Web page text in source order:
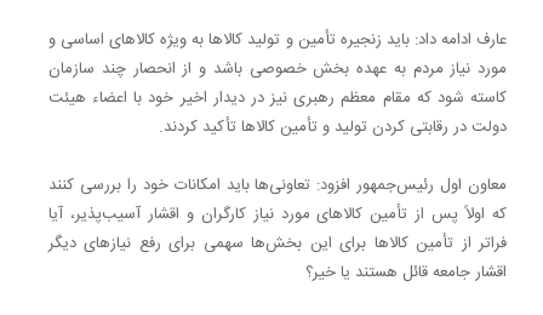
عارف ادامه داد: باید زنجیره تأمین و تولید کالاها به ویژه کالاهای اساسی و
مورد نیاز مردم به عهده بخش خصوصی باشد و از انحصار چند سازمان
کاسته شود که مقام معظم رهبری نیز در دیدار اخیر خود با اعضاء هیئت
دولت در رقابتی کردن تولید و تأمین کالاها تأکید کردند.
معاون اول رئیس‌جمهور افزود: تعاونی‌ها باید امکانات خود را بررسی کنند
که اولاً پس از تأمین کالاهای مورد نیاز کارگران و اقشار آسیب‌پذیر، آیا
فراتر از تأمین کالاها برای این بخش‌ها سهمی برای رفع نیازهای دیگر
اقشار جامعه قائل هستند یا خیر؟